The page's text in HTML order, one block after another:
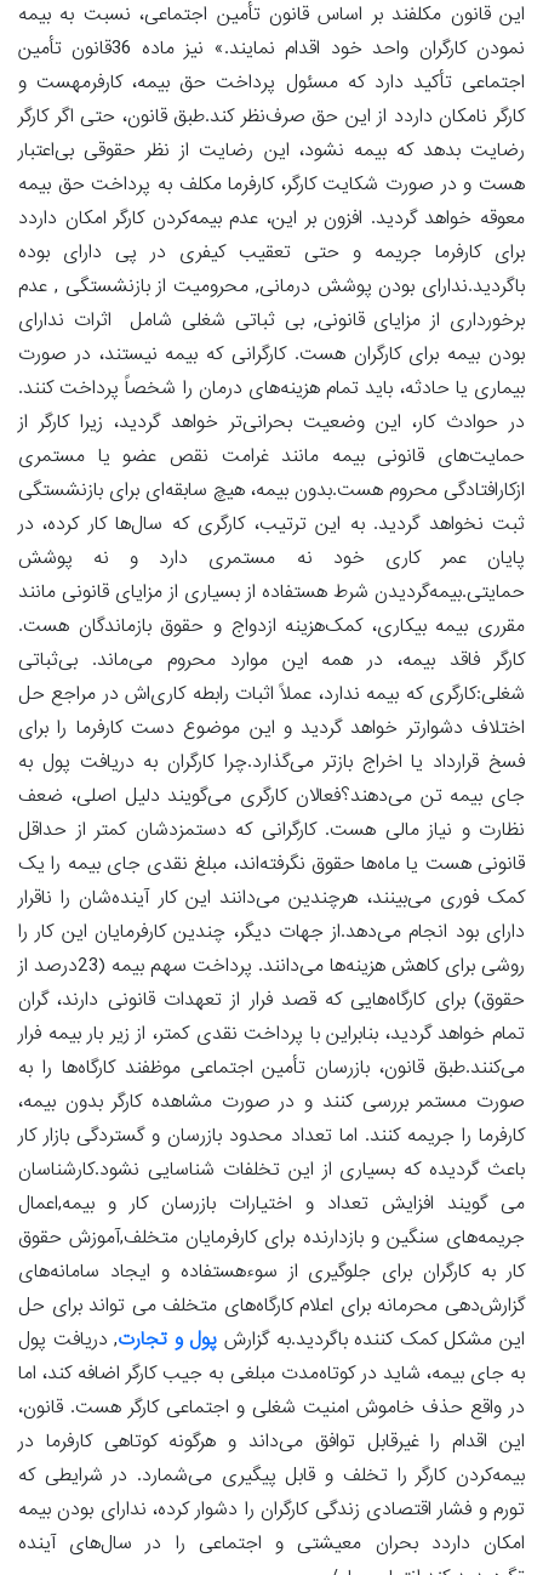
این قانون مکلفند بر اساس قانون تأمین اجتماعی، نسبت به بیمه
نمودن کارگران واحد خود اقدام نمایند.» نیز ماده 36قانون تأمین
اجتماعی تأکید دارد که مسئول پرداخت حق بیمه، کارفرمهست و
کارگر نامکان داردد از این حق صرف‌نظر کند.طبق قانون، حتی اگر کارگر
رضایت بدهد که بیمه نشود، این رضایت از نظر حقوقی بی‌اعتبار
هست و در صورت شکایت کارگر، کارفرما مکلف به پرداخت حق بیمه
معوقه خواهد گردید. افزون بر این، عدم بیمه‌کردن کارگر امکان داردد
برای کارفرما جریمه و حتی تعقیب کیفری در پی دارای بوده
باگردید.ندارای بودن پوشش درمانی, محرومیت از بازنشستگی , عدم
برخورداری از مزایای قانونی, بی ثباتی شغلی شامل اثرات ندارای
بودن بیمه برای کارگران هست. کارگرانی که بیمه نیستند، در صورت
بیماری یا حادثه، باید تمام هزینه‌های درمان را شخصاً پرداخت کنند.
در حوادث کار، این وضعیت بحرانی‌تر خواهد گردید، زیرا کارگر از
حمایت‌های قانونی بیمه مانند غرامت نقص عضو یا مستمری
ازکارافتادگی محروم هست.بدون بیمه، هیچ سابقه‌ای برای بازنشستگی
ثبت نخواهد گردید. به این ترتیب، کارگری که سال‌ها کار کرده، در
پایان عمر کاری خود نه مستمری دارد و نه پوشش
حمایتی.بیمه‌گردیدن شرط هستفاده از بسیاری از مزایای قانونی مانند
مقرری بیمه بیکاری، کمک‌هزینه ازدواج و حقوق بازماندگان هست.
کارگر فاقد بیمه، در همه این موارد محروم می‌ماند. بی‌ثباتی
شغلی:کارگری که بیمه ندارد، عملاً اثبات رابطه کاری‌اش در مراجع حل
اختلاف دشوارتر خواهد گردید و این موضوع دست کارفرما را برای
فسخ قرارداد یا اخراج بازتر می‌گذارد.چرا کارگران به دریافت پول به
جای بیمه تن می‌دهند؟فعالان کارگری می‌گویند دلیل اصلی، ضعف
نظارت و نیاز مالی هست. کارگرانی که دستمزدشان کمتر از حداقل
قانونی هست یا ماه‌ها حقوق نگرفته‌اند، مبلغ نقدی جای بیمه را یک
کمک فوری می‌بینند، هرچندین می‌دانند این کار آینده‌شان را ناقرار
دارای بود انجام می‌دهد.از جهات دیگر، چندین کارفرمایان این کار را
روشی برای کاهش هزینه‌ها می‌دانند. پرداخت سهم بیمه (23درصد از
حقوق) برای کارگاه‌هایی که قصد فرار از تعهدات قانونی دارند، گران
تمام خواهد گردید، بنابراین با پرداخت نقدی کمتر، از زیر بار بیمه فرار
می‌کنند.طبق قانون، بازرسان تأمین اجتماعی موظفند کارگاه‌ها را به
صورت مستمر بررسی کنند و در صورت مشاهده کارگر بدون بیمه،
کارفرما را جریمه کنند. اما تعداد محدود بازرسان و گستردگی بازار کار
باعث گردیده که بسیاری از این تخلفات شناسایی نشود.کارشناسان
می گویند افزایش تعداد و اختیارات بازرسان کار و بیمه,اعمال
جریمه‌های سنگین و بازدارنده برای کارفرمایان متخلف,آموزش حقوق
کار به کارگران برای جلوگیری از سوءهستفاده و ایجاد سامانه‌های
گزارش‌دهی محرمانه برای اعلام کارگاه‌های متخلف می تواند برای حل
این مشکل کمک کننده باگردید.به گزارش پول و تجارت, دریافت پول
به جای بیمه، شاید در کوتاه‌مدت مبلغی به جیب کارگر اضافه کند، اما
در واقع حذف خاموش امنیت شغلی و اجتماعی کارگر هست. قانون،
این اقدام را غیرقابل توافق می‌داند و هرگونه کوتاهی کارفرما در
بیمه‌کردن کارگر را تخلف و قابل پیگیری می‌شمارد. در شرایطی که
تورم و فشار اقتصادی زندگی کارگران را دشوار کرده، ندارای بودن بیمه
امکان داردد بحران معیشتی و اجتماعی را در سال‌های آینده